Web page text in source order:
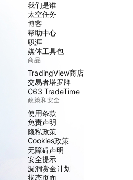
我们是谁
太空任务
博客
帮助中心
职涯
媒体工具包
商品
TradingView商店
交易者塔罗牌
C63 TradeTime
政策和安全
使用条款
免责声明
隐私政策
Cookies政策
无障碍声明
安全提示
漏洞赏金计划
状态页面